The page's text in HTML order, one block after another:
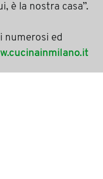
è la nostra casa”.
numerosi ed